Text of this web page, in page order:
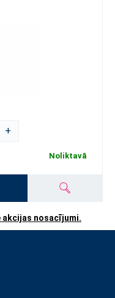
+
Noliktavā
nosacījumi.